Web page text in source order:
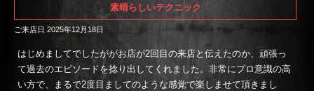
素晴らしいテクニック
ご来店日 2025年12月18日
はじめましてでしたががお店が2回目の来店と伝えたのか、頑張っ
て過去のエピソードを捻り出してくれました。非常にプロ意識の高
い方で、まるで2度目ましてのような感覚で楽しませて頂きまし